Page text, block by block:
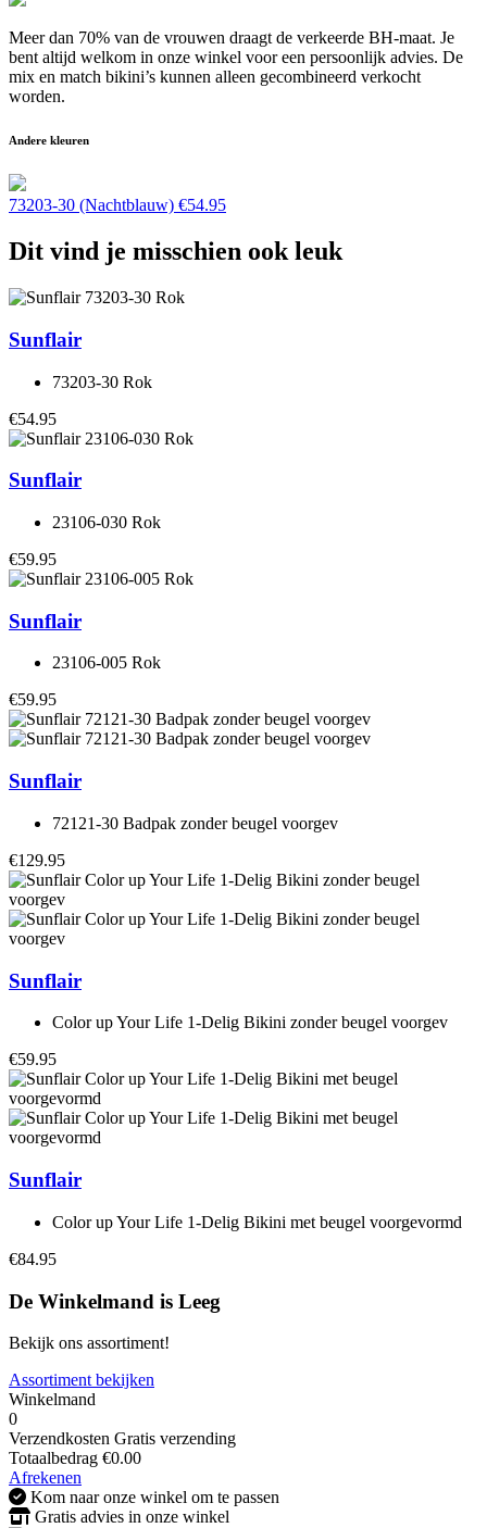
Meer dan 70% van de vrouwen draagt de verkeerde BH-maat. Je
bent altijd welkom in onze winkel voor een persoonlijk advies. De
mix en match bikini’s kunnen alleen gecombineerd verkocht
worden.
Andere kleuren
73203-30 (Nachtblauw) €54.95
Dit vind je misschien ook leuk
Sunflair
73203-30 Rok
€54.95
Sunflair
23106-030 Rok
€59.95
Sunflair
23106-005 Rok
€59.95
Sunflair
72121-30 Badpak zonder beugel voorgev
€129.95
Sunflair
Color up Your Life 1-Delig Bikini zonder beugel voorgev
€59.95
Sunflair
Color up Your Life 1-Delig Bikini met beugel voorgevormd
€84.95
De Winkelmand is Leeg
Bekijk ons assortiment!
Assortiment bekijken
Winkelmand
0
Verzendkosten Gratis verzending
Totaalbedrag €0.00
Afrekenen
Kom naar onze winkel om te passen
Gratis advies in onze winkel